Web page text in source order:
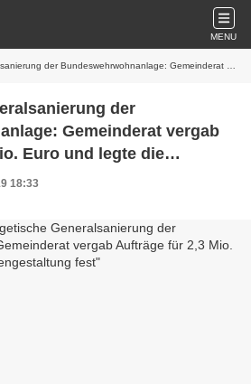
MENU
Gemeinderat vergab Aufträge für 2,3 Mio. Euro und legte die Fassadengestaltung fest
der
Gemeinderat vergab
Euro und legte die
fest
18:33